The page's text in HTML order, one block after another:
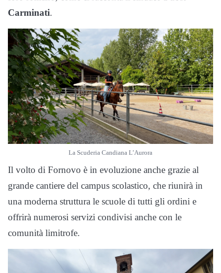
Carminati.
La Scuderia Candiana L’Aurora
Il volto di Fornovo è in evoluzione anche grazie al
grande cantiere del campus scolastico, che riunirà in
una moderna struttura le scuole di tutti gli ordini e
offrirà numerosi servizi condivisi anche con le
comunità limitrofe.